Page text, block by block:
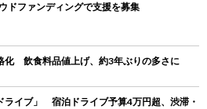
ドファンディングで支援を募集
化 飲食料品値上げ、約3年ぶりの多さに
ライブ」 宿泊ドライブ予算4万円超、渋滞・